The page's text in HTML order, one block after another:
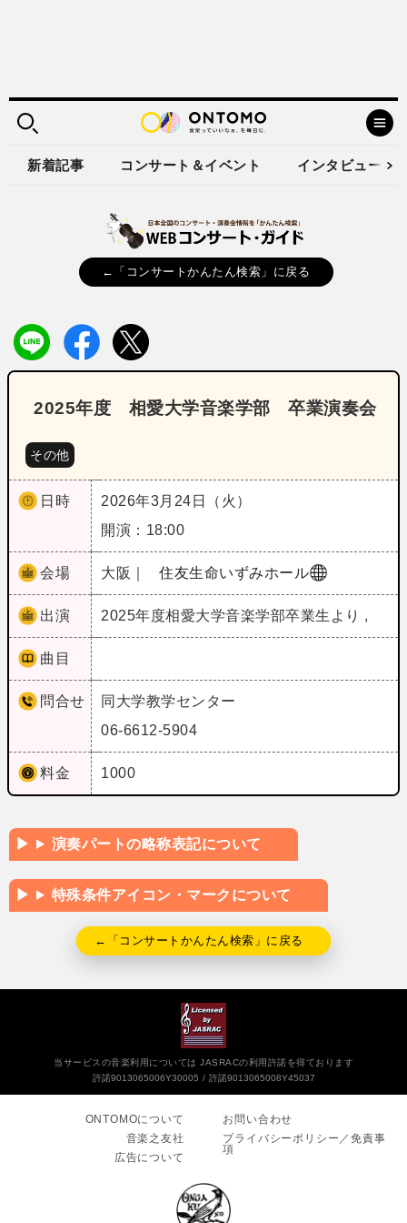
新着記事 コンサート＆イベント インタビュー
←「コンサートかんたん検索」に戻る
2025年度 相愛大学音楽学部 卒業演奏会
その他
日時
2026年3月24日（火）
開演：18:00
会場 大阪｜ 住友生命いずみホール
出演 2025年度相愛大学音楽学部卒業生より ,
曲目
問合せ
同大学教学センター
06-6612-5904
料金 1000
演奏パートの略称表記について
特殊条件アイコン・マークについて
←「コンサートかんたん検索」に戻る
当サービスの音楽利用については JASRACの利用許諾を得ております
許諾9013065006Y30005
許諾9013065008Y45037
ONTOMOについて
音楽之友社
広告について
お問い合わせ
プライバシーポリシー／免責事
項